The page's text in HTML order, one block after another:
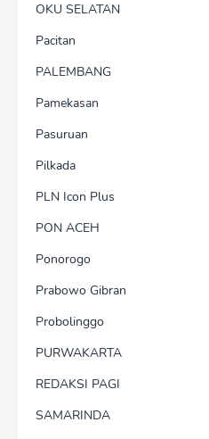
OKU SELATAN
Pacitan
PALEMBANG
Pamekasan
Pasuruan
Pilkada
PLN Icon Plus
PON ACEH
Ponorogo
Prabowo Gibran
Probolinggo
PURWAKARTA
REDAKSI PAGI
SAMARINDA